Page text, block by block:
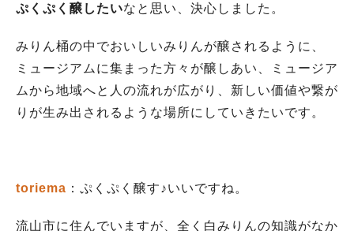
ぷくぷく醸したいなと思い、決心しました。
みりん桶の中でおいしいみりんが醸されるように、
ミュージアムに集まった方々が醸しあい、ミュージア
ムから地域へと人の流れが広がり、新しい価値や繋が
りが生み出されるような場所にしていきたいです。
toriema ：ぷくぷく醸す♪いいですね。
流山市に住んでいますが、全く白みりんの知識がなか